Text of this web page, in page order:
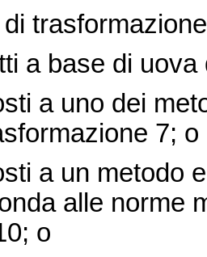
trasformazione
a base di
a uno dei
7; o
a un metodo
alle norme
o